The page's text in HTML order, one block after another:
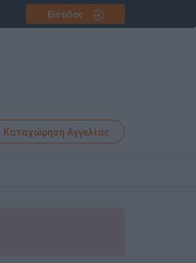
Είσοδος
Καταχώρηση Αγγελίας